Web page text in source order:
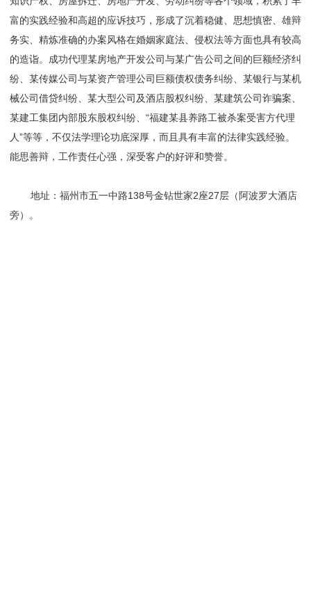
富的实践经验和高超的应诉技巧，形成了沉着稳健、思想慎密、雄辩
务实、精炼准确的办案风格在婚姻家庭法、侵权法等方面也具有较高
的造诣。成功代理某房地产开发公司与某广告公司之间的巨额经济纠
纷、某传媒公司与某资产管理公司巨额债权债务纠纷、某银行与某机
械公司借贷纠纷、某大型公司及酒店股权纠纷、某建筑公司诈骗案、
某建工集团内部股东股权纠纷、“福建某县养路工被杀案受害方代理
人”等等，不仅法学理论功底深厚，而且具有丰富的法律实践经验。
能思善辩，工作责任心强，深受客户的好评和赞誉。
地址：福州市五一中路138号金钻世家2座27层（阿波罗大酒店
旁）。